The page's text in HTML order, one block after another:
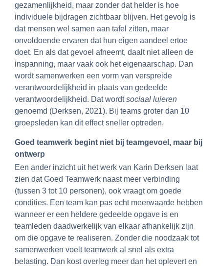
gezamenlijkheid, maar zonder dat helder is hoe
individuele bijdragen zichtbaar blijven. Het gevolg is
dat mensen wel samen aan tafel zitten, maar
onvoldoende ervaren dat hun eigen aandeel ertoe
doet. En als dat gevoel afneemt, daalt niet alleen de
inspanning, maar vaak ook het eigenaarschap. Dan
wordt samenwerken een vorm van verspreide
verantwoordelijkheid in plaats van gedeelde
verantwoordelijkheid. Dat wordtsociaal luieren
genoemd (Derksen, 2021). Bij teams groter dan 10
groepsleden kan dit effect sneller optreden.
Goed teamwerk begint niet bij teamgevoel, maar bij
ontwerp
Een ander inzicht uit het werk van Karin Derksen laat
zien dat Goed Teamwerk naast meer verbinding
(tussen 3 tot 10 personen), ook vraagt om goede
condities. Een team kan pas echt meerwaarde hebben
wanneer er een heldere gedeelde opgave is en
teamleden daadwerkelijk van elkaar afhankelijk zijn
om die opgave te realiseren. Zonder die noodzaak tot
samenwerken voelt teamwerk al snel als extra
belasting. Dan kost overleg meer dan het oplevert en